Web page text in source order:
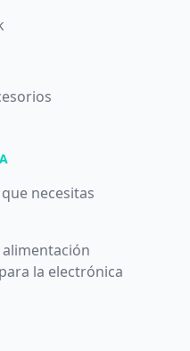
necesitas
alimentación
la electrónica